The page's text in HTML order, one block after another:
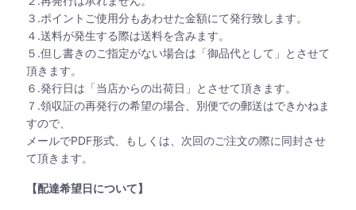
３.ポイントご使用分もあわせた金額にて発行致します。
４.送料が発生する際は送料を含みます。
５.但し書きのご指定がない場合は「御品代として」とさせて
頂きます。
６.発行日は「当店からの出荷日」とさせて頂きます。
７.領収証の再発行の希望の場合、別便での郵送はできかねま
すので、
メールでPDF形式、もしくは、次回のご注文の際に同封させ
て頂きます。
【配達希望日について】